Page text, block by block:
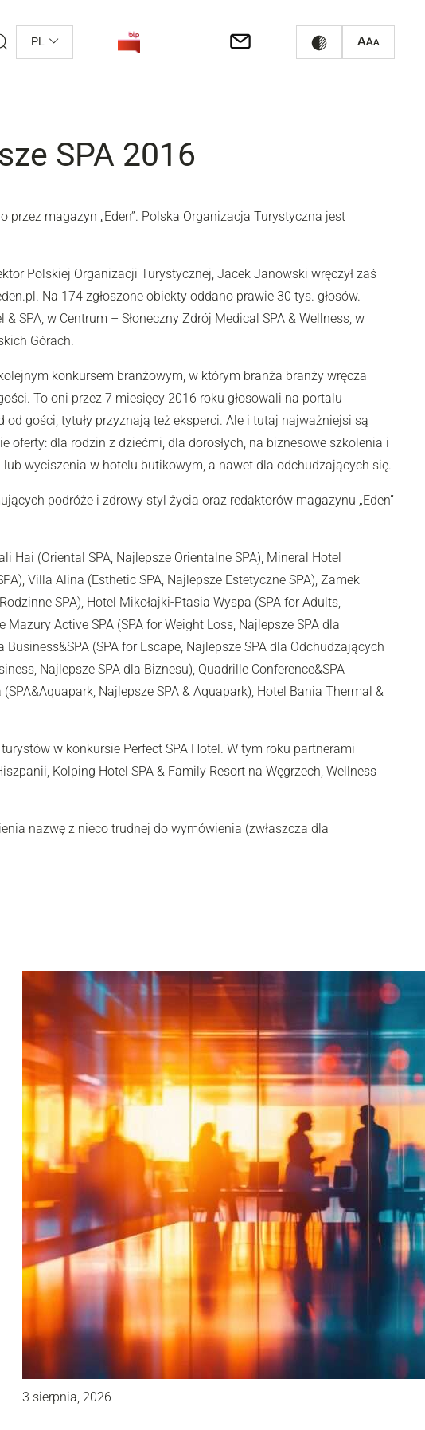
PL
SPA 2016
magazyn „Eden”. Polska Organizacja Turystyczna jest
Polskiej Organizacji Turystycznej, Jacek Janowski wręczył zaś
Na 174 zgłoszone obiekty oddano prawie 30 tys. głosów.
SPA, w Centrum – Słoneczny Zdrój Medical SPA & Wellness, w
Górach.
konkursem branżowym, w którym branża branży wręcza
To oni przez 7 miesięcy 2016 roku głosowali na portalu
gości, tytuły przyznają też eksperci. Ale i tutaj najważniejsi są
dla rodzin z dziećmi, dla dorosłych, na biznesowe szkolenia i
wyciszenia w hotelu butikowym, a nawet dla odchudzających się.
podróże i zdrowy styl życia oraz redaktorów magazynu „Eden”
Hai (Oriental SPA, Najlepsze Orientalne SPA), Mineral Hotel
Villa Alina (Esthetic SPA, Najlepsze Estetyczne SPA), Zamek
SPA), Hotel Mikołajki-Ptasia Wyspa (SPA for Adults,
Active SPA (SPA for Weight Loss, Najlepsze SPA dla
(SPA for Escape, Najlepsze SPA dla Odchudzających
Najlepsze SPA dla Biznesu), Quadrille Conference&SPA
Najlepsze SPA & Aquapark), Hotel Bania Thermal &
w konkursie Perfect SPA Hotel. W tym roku partnerami
Kolping Hotel SPA & Family Resort na Węgrzech, Wellness
nazwę z nieco trudnej do wymówienia (zwłaszcza dla
3 sierpnia, 2026